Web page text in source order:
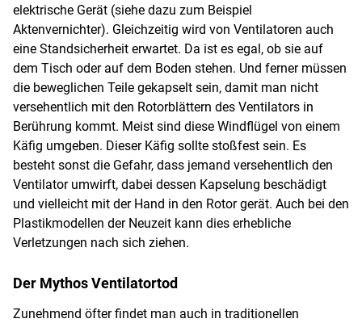
elektrische Gerät (siehe dazu zum Beispiel
Aktenvernichter). Gleichzeitig wird von Ventilatoren auch
eine Standsicherheit erwartet. Da ist es egal, ob sie auf
dem Tisch oder auf dem Boden stehen. Und ferner müssen
die beweglichen Teile gekapselt sein, damit man nicht
versehentlich mit den Rotorblättern des Ventilators in
Berührung kommt. Meist sind diese Windflügel von einem
Käfig umgeben. Dieser Käfig sollte stoßfest sein. Es
besteht sonst die Gefahr, dass jemand versehentlich den
Ventilator umwirft, dabei dessen Kapselung beschädigt
und vielleicht mit der Hand in den Rotor gerät. Auch bei den
Plastikmodellen der Neuzeit kann dies erhebliche
Verletzungen nach sich ziehen.
Der Mythos Ventilatortod
Zunehmend öfter findet man auch in traditionellen